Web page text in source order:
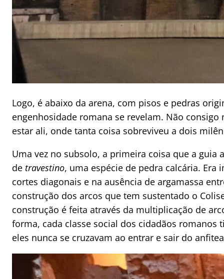
Logo, é abaixo da arena, com pisos e pedras
engenhosidade romana se revelam. Não
estar ali, onde tanta coisa sobreviveu a dois
Uma vez no subsolo, a primeira coisa que a guia
de travestino, uma espécie de pedra calcária.
cortes diagonais e na ausência de argamassa
construção dos arcos que tem sustentado o
construção é feita através da multiplicação de
forma, cada classe social dos cidadãos romanos
eles nunca se cruzavam ao entrar e sair do